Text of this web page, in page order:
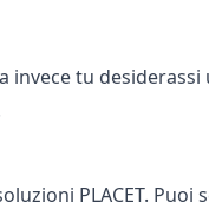
invece tu
PLACET. Puoi